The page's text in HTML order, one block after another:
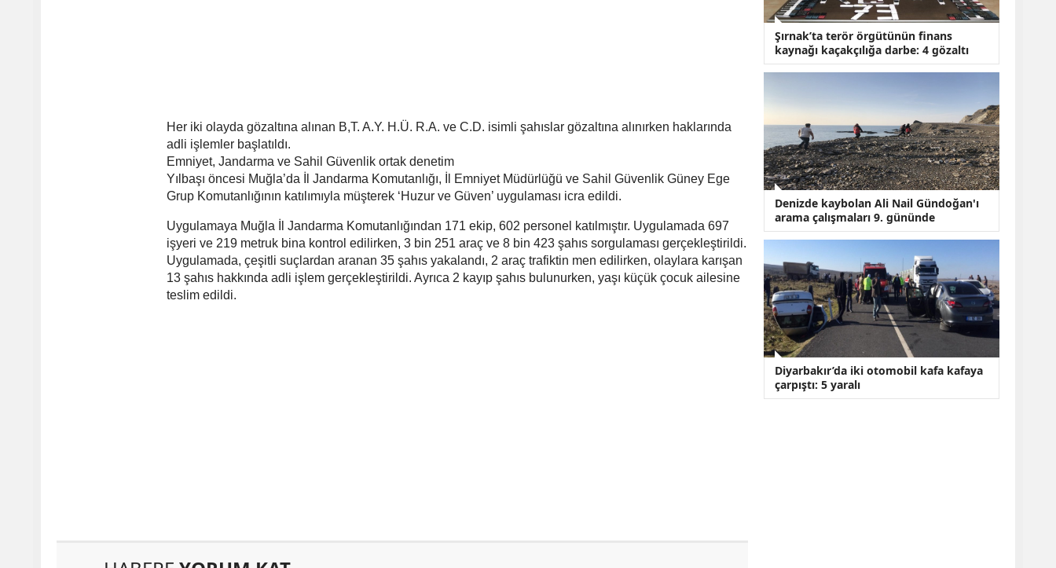
Her iki olayda gözaltına alınan B,T. A.Y. H.Ü. R.A. ve C.D. isimli şahıslar gözaltına alınırken haklarında
adli işlemler başlatıldı.
Emniyet, Jandarma ve Sahil Güvenlik ortak denetim
Yılbaşı öncesi Muğla’da İl Jandarma Komutanlığı, İl Emniyet Müdürlüğü ve Sahil Güvenlik Güney Ege
Grup Komutanlığının katılımıyla müşterek ‘Huzur ve Güven’ uygulaması icra edildi.
Uygulamaya Muğla İl Jandarma Komutanlığından 171 ekip, 602 personel katılmıştır. Uygulamada 697
işyeri ve 219 metruk bina kontrol edilirken, 3 bin 251 araç ve 8 bin 423 şahıs sorgulaması gerçekleştirildi.
Uygulamada, çeşitli suçlardan aranan 35 şahıs yakalandı, 2 araç trafiktin men edilirken, olaylara karışan
13 şahıs hakkında adli işlem gerçekleştirildi. Ayrıca 2 kayıp şahıs bulunurken, yaşı küçük çocuk ailesine
teslim edildi.
Şırnak’ta terör örgütünün finans
kaynağı kaçakçılığa darbe: 4 gözaltı
Denizde kaybolan Ali Nail Gündoğan'ı
arama çalışmaları 9. gününde
Diyarbakır’da iki otomobil kafa kafaya
çarpıştı: 5 yaralı